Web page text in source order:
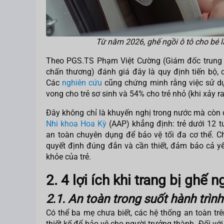
Từ năm 2026, ghế ngồi ô tô cho
Theo PGS.TS Phạm Việt Cường (Giám đốc
chấn thương) đánh giá đây là quy định tiến bộ,
Các nghiên cứu cũng chứng minh rằng việc sử
vong cho trẻ sơ sinh và 54% cho trẻ nhỏ (khi xảy
Đây không chỉ là khuyến nghị trong nước mà
Nhi khoa Hoa Kỳ (AAP) khẳng định: trẻ dưới 12
an toàn chuyên dụng để bảo vệ tối đa cơ thể.
quyết định đúng đắn và cần thiết, đảm bảo cả
khỏe của trẻ.
2. 4 lợi ích khi trang bị ghế
2.1. An toàn trong suốt hành trình
Có thể ba mẹ chưa biết, các hệ thống an toàn